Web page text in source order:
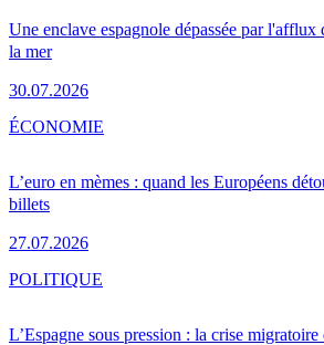
Une enclave espagnole dépassée par
la mer
30.07.2026
L’euro en mèmes : quand les Européens
billets
27.07.2026
ÉCONOMIE
L’Espagne sous pression : la crise migratoire
POLITIQUE